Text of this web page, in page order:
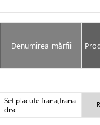
Denumirea mărfii
Set placute frana,frana
disc